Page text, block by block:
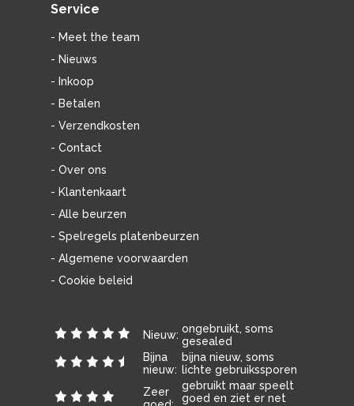
Service
- Meet the team
- Nieuws
- Inkoop
- Betalen
- Verzendkosten
- Contact
- Over ons
- Klantenkaart
- Alle beurzen
- Spelregels platenbeurzen
- Algemene voorwaarden
- Cookie beleid
Nieuw: ongebruikt, soms
gesealed
Bijna
nieuw:
bijna nieuw, soms
lichte gebruikssporen
Zeer
gebruikt maar speelt
goed en ziet er net